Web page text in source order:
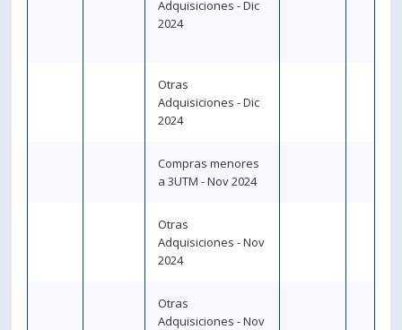
Adquisiciones - Dic
2024
Otras
Adquisiciones - Dic
2024
Compras menores
a 3UTM - Nov 2024
Otras
Adquisiciones - Nov
2024
Otras
Adquisiciones - Nov